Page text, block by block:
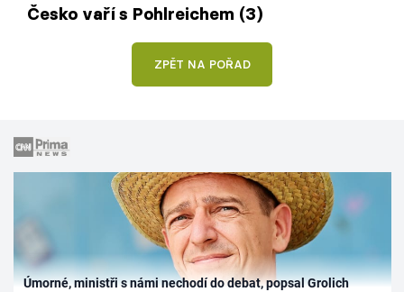
Česko vaří s Pohlreichem (3)
ZPĚT NA POŘAD
Úmorné, ministři s námi nechodí do debat, popsal Grolich